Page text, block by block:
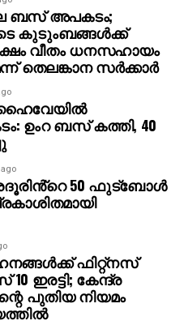
നിലവില്‍
അനസിനാണ്.
ക്കുള്ള പുരസ്‌കാരം
തൊഴില്‍ മേഖല
ആദരവാണ് ഈ
കൈകാര്യം
ലഭിച്ചിട്ടുണ്ട്. കര്‍മ്മ
ബസ് അപകടം;
കുടുംബങ്ങള്‍ക്ക്
വീതം ധനസഹായം
തെലങ്കാന സര്‍ക്കാര്‍
ഹൈവേയില്‍
ഉംറ ബസ് കത്തി, 40
50 ഫുട്ബോൾ
ഫിറ്റ്‌നസ്
10 ഇരട്ടി; കേന്ദ്ര
പുതിയ നിയമം